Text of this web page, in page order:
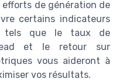
de génération de
certains indicateurs
tels que le taux de
et le retour sur
vous aideront à
vos résultats.